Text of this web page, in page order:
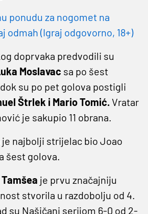
ponudu za nogomet na
odmah (Igraj odgovorno, 18+)
doprvaka predvodili su
Moslavac sa po šest
su po pet golova postigli
Štrlek i Mario Tomić.Vratar
je sakupio 11 obrana.
je najbolji strijelac bio Joao
šest golova.
je prvu značajniju
stvorila u razdobolju od 4.
su Našičani serijom 6-0 od 2-